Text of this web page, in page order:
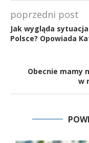
poprzedni post
Jak wygląda
Polsce? Opowiada
Obecnie mamy
w